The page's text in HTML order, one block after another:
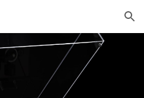
Skip to navigation